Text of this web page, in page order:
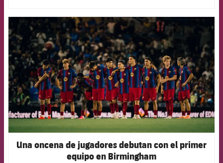
FCB Barcelona badge
Una oncena de jugadores debutan con el primer
equipo en Birmingham